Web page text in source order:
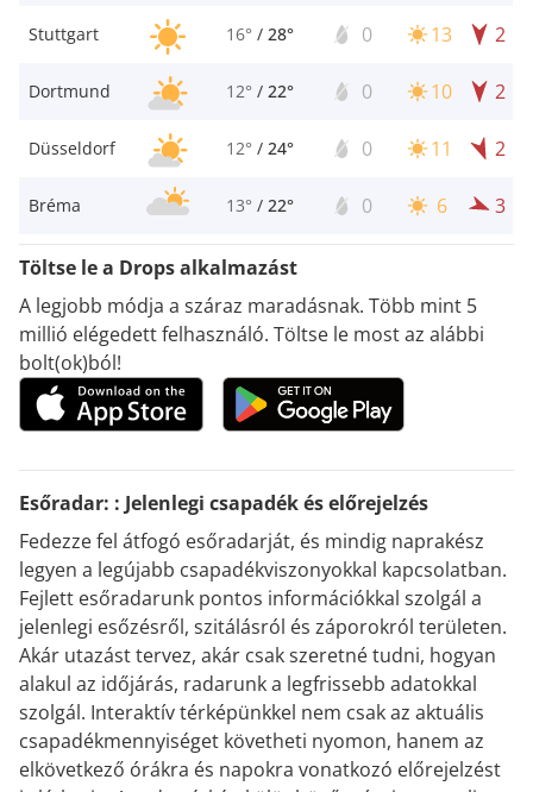
Stuttgart 16° / 28° 0 13 2
Dortmund 12° / 22° 0 10 2
Düsseldorf 12° / 24° 0 11 2
Bréma 13° / 22° 0 6 3
Töltse le a Drops alkalmazást
A legjobb módja a száraz maradásnak. Több mint 5
millió elégedett felhasználó. Töltse le most az alábbi
bolt(ok)ból!
Esőradar: : Jelenlegi csapadék és előrejelzés
Fedezze fel átfogó esőradarját, és mindig naprakész
legyen a legújabb csapadékviszonyokkal kapcsolatban.
Fejlett esőradarunk pontos információkkal szolgál a
jelenlegi esőzésről, szitálásról és záporokról területen.
Akár utazást tervez, akár csak szeretné tudni, hogyan
alakul az időjárás, radarunk a legfrissebb adatokkal
szolgál. Interaktív térképünkkel nem csak az aktuális
csapadékmennyiséget követheti nyomon, hanem az
elkövetkező órákra és napokra vonatkozó előrejelzést